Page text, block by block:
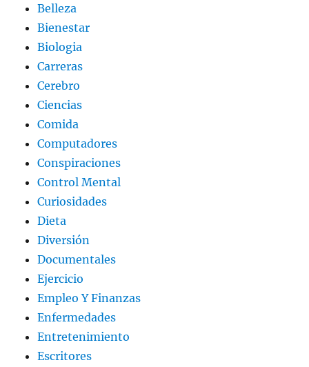
Belleza
Bienestar
Biologia
Carreras
Cerebro
Ciencias
Comida
Computadores
Conspiraciones
Control Mental
Curiosidades
Dieta
Diversión
Documentales
Ejercicio
Empleo Y Finanzas
Enfermedades
Entretenimiento
Escritores